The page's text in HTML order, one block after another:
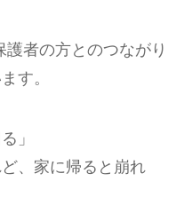
者の方とのつながり
す。
」
、家に帰ると崩れ